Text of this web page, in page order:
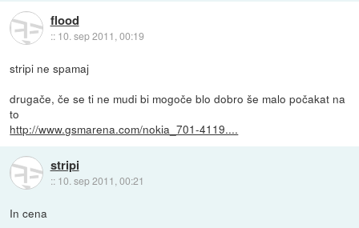
flood
:: 10. sep 2011, 00:19
stripi ne spamaj
drugače, če se ti ne mudi bi mogoče blo dobro še malo počakat na
to
http://www.gsmarena.com/nokia_701-4119....
stripi
:: 10. sep 2011, 00:21
In cena